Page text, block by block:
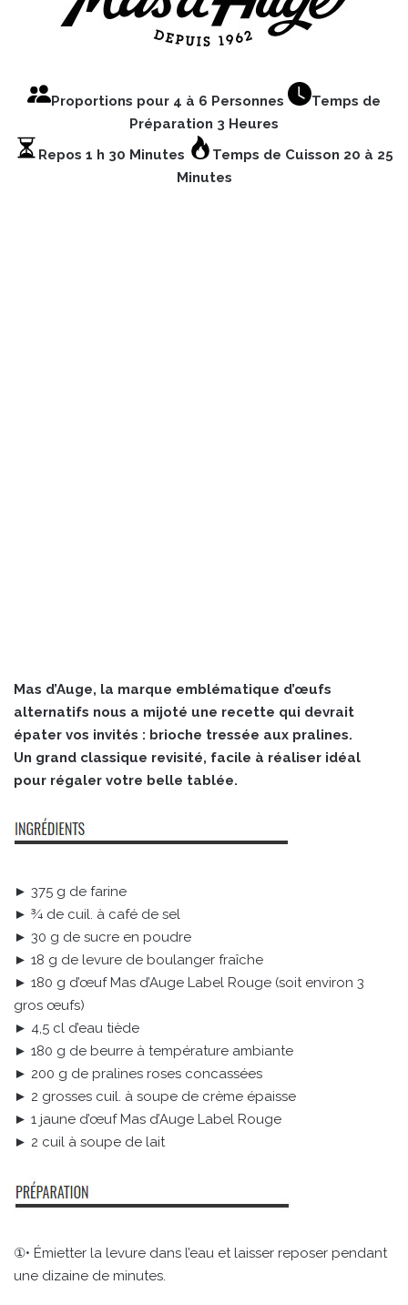
Proportions pour 4 à 6 Personnes
Temps de
Préparation 3 Heures
Repos 1 h 30 Minutes
Temps de Cuisson 20 à 25
Minutes
Mas d’Auge, la marque emblématique d’œufs
alternatifs nous a mijoté une recette qui devrait
épater vos invités : brioche tressée aux pralines.
Un grand classique revisité, facile à réaliser idéal
pour régaler votre belle tablée.
► 375 g de farine
► ¾ de cuil. à café de sel
► 30 g de sucre en poudre
► 18 g de levure de boulanger fraîche
► 180 g d’œuf Mas d’Auge Label Rouge (soit environ 3
gros œufs)
► 4,5 cl d’eau tiède
► 180 g de beurre à température ambiante
► 200 g de pralines roses concassées
► 2 grosses cuil. à soupe de crème épaisse
► 1 jaune d’œuf Mas d’Auge Label Rouge
► 2 cuil à soupe de lait
①• Émietter la levure dans l’eau et laisser reposer pendant
une dizaine de minutes.